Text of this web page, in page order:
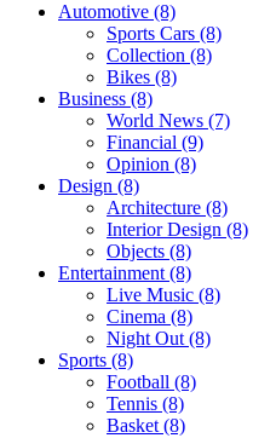
Automotive (8)
Sports Cars (8)
Collection (8)
Bikes (8)
Business (8)
World News (7)
Financial (9)
Opinion (8)
Design (8)
Architecture (8)
Interior Design (8)
Objects (8)
Entertainment (8)
Live Music (8)
Cinema (8)
Night Out (8)
Sports (8)
Football (8)
Tennis (8)
Basket (8)